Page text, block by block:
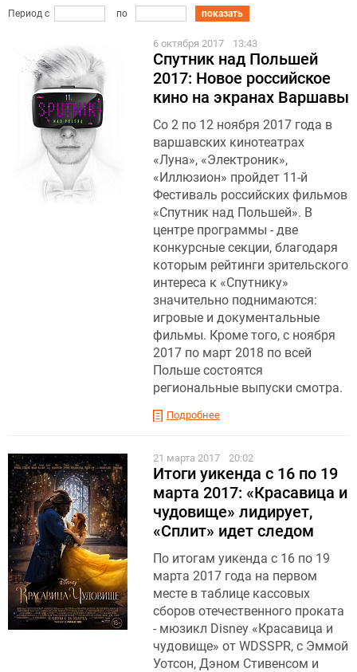
Период с по показать
6 октября 2017 13:43
Спутник над Польшей
2017: Новое российское
кино на экранах Варшавы
Со 2 по 12 ноября 2017 года в
варшавских кинотеатрах
«Луна», «Электроник»,
«Иллюзион» пройдет 11-й
Фестиваль российских фильмов
«Спутник над Польшей». В
центре программы - две
конкурсные секции, благодаря
которым рейтинги зрительского
интереса к «Спутнику»
значительно поднимаются:
игровые и документальные
фильмы. Кроме того, с ноября
2017 по март 2018 по всей
Польше состоятся
региональные выпуски смотра.
Подробнее
21 марта 2017 20:02
Итоги уикенда с 16 по 19
марта 2017: «Красавица и
чудовище» лидирует,
«Сплит» идет следом
По итогам уикенда с 16 по 19
марта 2017 года на первом
месте в таблице кассовых
сборов отечественного проката
- мюзикл Disney «Красавица и
чудовище» от WDSSPR, с Эммой
Уотсон, Дэном Стивенсом и